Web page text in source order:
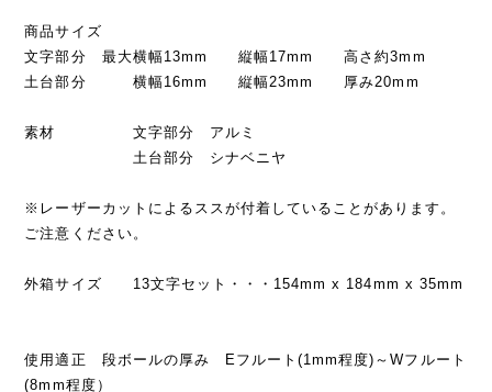
商品サイズ
文字部分 最大横幅13mm 縦幅17mm 高さ約3mm
土台部分 横幅16mm 縦幅23mm 厚み20mm
素材 文字部分 アルミ
土台部分 シナベニヤ
※レーザーカットによるススが付着していることがあります。
ご注意ください。
外箱サイズ 13文字セット・・・154mm x 184mm x 35mm
使用適正 段ボールの厚み Eフルート(1mm程度)～Wフルート
(8mm程度）